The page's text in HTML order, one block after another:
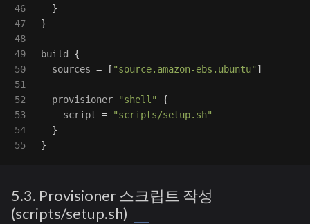
46
47
48
49
50
51
52
53
54
}
}
build
{
sources = [ "source.amazon-ebs.ubuntu" ]
provisioner "shell"
{
script =
"scripts/setup.sh"
}
}
5.3. Provisioner 스크립트 작성
(scripts/setup.sh)